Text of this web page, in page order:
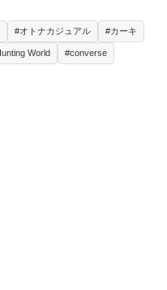
#オトナカジュアル #カーキ
World #converse